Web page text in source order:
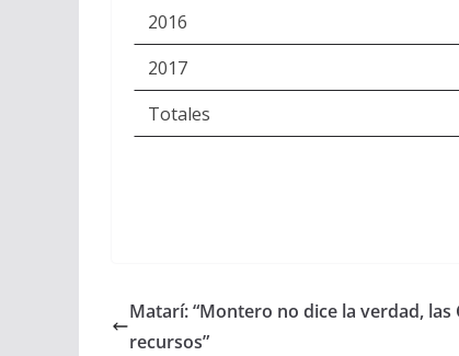
2016
2017
Totales
Matarí: “Montero no dice la verdad, las
recursos”